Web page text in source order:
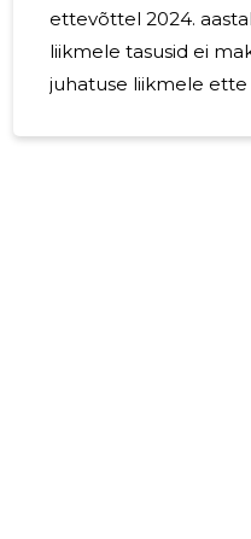
ettevõttel 2024.
liikmele tasusid ei
juhatuse liikmele